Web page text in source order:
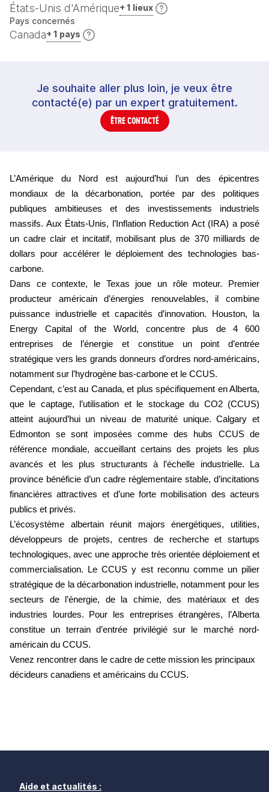
États-Unis d'Amérique+ 1 lieux
Pays concernés
Canada+ 1 pays
Je souhaite aller plus loin, je veux être
contacté(e) par un expert gratuitement.
ÊTRE CONTACTÉ
L’Amérique du Nord est aujourd’hui l’un des épicentres
mondiaux de la décarbonation, portée par des politiques
publiques ambitieuses et des investissements industriels
massifs. Aux États-Unis, l’Inflation Reduction Act (IRA) a posé
un cadre clair et incitatif, mobilisant plus de 370 milliards de
dollars pour accélérer le déploiement des technologies bas-
carbone.
Dans ce contexte, le Texas joue un rôle moteur. Premier
producteur américain d’énergies renouvelables, il combine
puissance industrielle et capacités d’innovation. Houston, la
Energy Capital of the World, concentre plus de 4 600
entreprises de l’énergie et constitue un point d’entrée
stratégique vers les grands donneurs d’ordres nord-américains,
notamment sur l’hydrogène bas-carbone et le CCUS.
Cependant, c’est au Canada, et plus spécifiquement en Alberta,
que le captage, l’utilisation et le stockage du CO2 (CCUS)
atteint aujourd’hui un niveau de maturité unique. Calgary et
Edmonton se sont imposées comme des hubs CCUS de
référence mondiale, accueillant certains des projets les plus
avancés et les plus structurants à l’échelle industrielle. La
province bénéficie d’un cadre réglementaire stable, d’incitations
financières attractives et d’une forte mobilisation des acteurs
publics et privés.
L’écosystème albertain réunit majors énergétiques, utilities,
développeurs de projets, centres de recherche et startups
technologiques, avec une approche très orientée déploiement et
commercialisation. Le CCUS y est reconnu comme un pilier
stratégique de la décarbonation industrielle, notamment pour les
secteurs de l’énergie, de la chimie, des matériaux et des
industries lourdes. Pour les entreprises étrangères, l’Alberta
constitue un terrain d’entrée privilégié sur le marché nord-
américain du CCUS.
Venez rencontrer dans le cadre de cette mission les principaux
décideurs canadiens et américains du CCUS.
Aide et actualités :